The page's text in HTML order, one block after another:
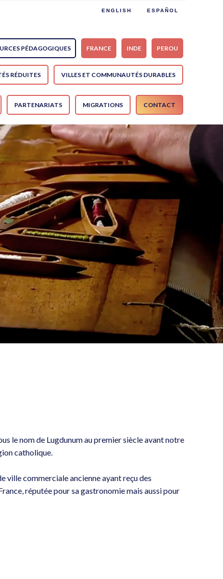
ESPAÑOL
ENGLISH
PÉDAGOGIQUES FRANCE INDE PEROU
RÉDUITES VILLES ET COMMUNAUTÉS DURABLES
PARTENARIATS MIGRATIONS CONTACT
le nom de Lugdunum au premier siècle avant notre
catholique.
ville commerciale ancienne ayant reçu des
réputée pour sa gastronomie mais aussi pour